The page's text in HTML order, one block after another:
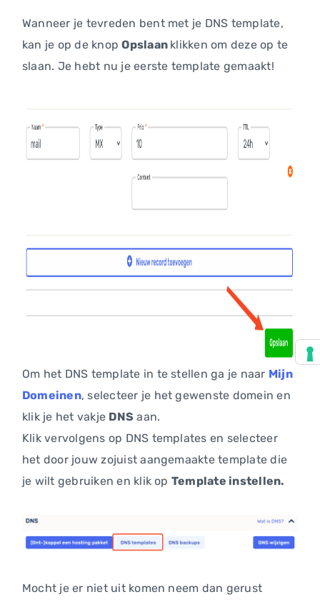
Wanneer je tevreden bent met je DNS template,
kan je op de knopOpslaan klikken om deze op te
slaan. Je hebt nu je eerste template gemaakt!
Om het DNS template in te stellen ga je naar Mijn
Domeinen, selecteer je het gewenste domein en
klik je het vakje DNS aan.
Klik vervolgens op DNS templates en selecteer
het door jouw zojuist aangemaakte template die
je wilt gebruiken en klik op Template instellen.
Mocht je er niet uit komen neem dan gerust